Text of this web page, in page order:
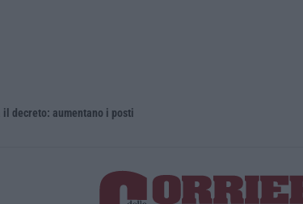
decreto: aumentano i posti